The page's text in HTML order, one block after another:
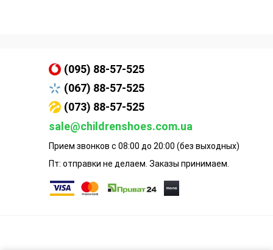
(095) 88-57-525
(067) 88-57-525
(073) 88-57-525
sale@childrenshoes.com.ua
Прием звонков с 08:00 до 20:00 (без выходных)
Пт: отправки не делаем. Заказы принимаем.